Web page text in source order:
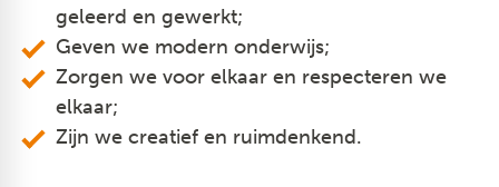
geleerd en gewerkt;
Geven we modern onderwijs;
Zorgen we voor elkaar en respecteren we
elkaar;
Zijn we creatief en ruimdenkend.